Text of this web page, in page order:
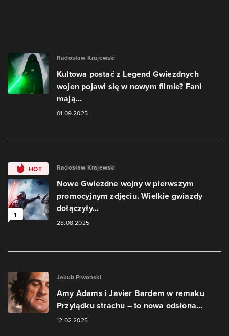
Radosław Krajewski
Kultowa postać z Legend Gwiezdnych
wojen pojawi się w nowym filmie? Fani
mają...
01.09.2025
HOT
1
Radosław Krajewski
Nowe Gwiezdne wojny w pierwszym
promocyjnym zdjęciu. Wielkie gwiazdy
dołączyły...
28.08.2025
Jakub Piwoński
Amy Adams i Javier Bardem w remaku
Przylądku strachu – to nowa odsłona...
12.02.2025